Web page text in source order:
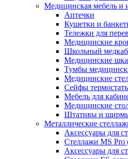
Медицинская мебель и
Аптечки
Кушетки и
Тележки для
Медицинские
Школьный
Медицинские
Тумбы
Медицинские
Сейфы
Мебель для
Медицинские
Штативы и
Металлические
Аксессуары для
Стеллажи MS Pro
Аксессуары для